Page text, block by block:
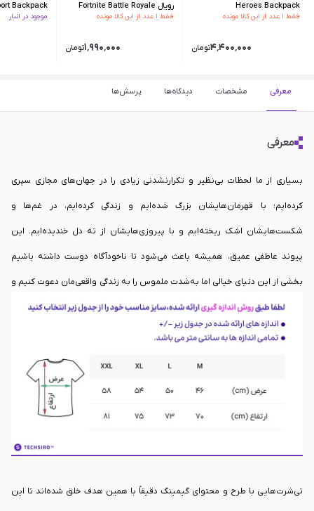
Heroes Backpack
فقط ۱ عدد از این کالا مونده
۴٬۴۰۰٬۰۰۰تومان
رویال Fortnite Battle Royale
Sweatshirt - 128 CM
فقط ۱ عدد از این کالا مونده
۱٬۹۹۰٬۰۰۰تومان
Backpack
موجود در انبار
معرفی مشخصات دیدگاه‌ها پرسش‌ها
معرفی
بسیاری از ما لحظات بی‌نظیر و تکرارنشدنی زیادی را در جهان‌های مجازی سپری
کرده‌ایم؛ با قهرمان‌هایشان بزرگ شده‌ایم و زندگی کرده‌ایم، در غم‌ها و
شکست‌هایشان اشک ریخته‌ایم و با پیروزی‌هایشان از ته دل خندیده‌ایم. این
پیوند عاطفی عمیق، همیشه باعث می‌شود تا ناخودآگاه دوست داشته باشیم
بخشی از این دنیای خیالی اما به‌شدت ملموس را به زندگی واقعی‌مان دعوت کنیم و
از داشتن یک نماد فیزیکی از آن خاطرات خاص لذت ببریم. در واقع، ما همیشه به
دنبال راهی هستیم تا هویت و علاقه‌ی خودمان را در دنیای بیرون از مانیتورها نیز
تی‌شرت‌هایی با طرح و محتوای گیمینگ دقیقاً با همین هدف خلق شده‌اند تا این